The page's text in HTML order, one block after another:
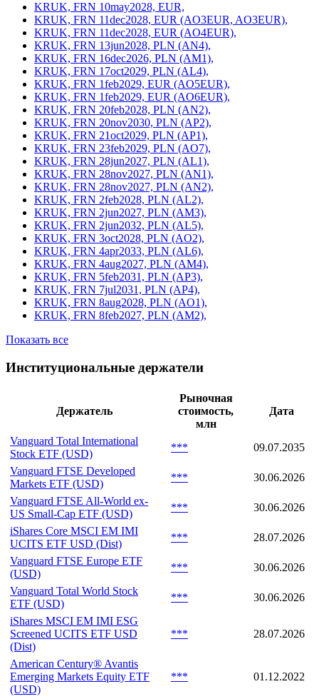
KRUK, FRN 10may2028, EUR,
KRUK, FRN 11dec2028, EUR (AO3EUR, AO3EUR),
KRUK, FRN 11dec2028, EUR (AO4EUR),
KRUK, FRN 13jun2028, PLN (AN4),
KRUK, FRN 16dec2026, PLN (AM1),
KRUK, FRN 17oct2029, PLN (AL4),
KRUK, FRN 1feb2029, EUR (AO5EUR),
KRUK, FRN 1feb2029, EUR (AO6EUR),
KRUK, FRN 20feb2028, PLN (AN2),
KRUK, FRN 20nov2030, PLN (AP2),
KRUK, FRN 21oct2029, PLN (AP1),
KRUK, FRN 23feb2029, PLN (AO7),
KRUK, FRN 28jun2027, PLN (AL1),
KRUK, FRN 28nov2027, PLN (AN1),
KRUK, FRN 28nov2027, PLN (AN2),
KRUK, FRN 2feb2028, PLN (AL2),
KRUK, FRN 2jun2027, PLN (AM3),
KRUK, FRN 2jun2032, PLN (AL5),
KRUK, FRN 3oct2028, PLN (AO2),
KRUK, FRN 4apr2033, PLN (AL6),
KRUK, FRN 4aug2027, PLN (AM4),
KRUK, FRN 5feb2031, PLN (AP3),
KRUK, FRN 7jul2031, PLN (AP4),
KRUK, FRN 8aug2028, PLN (AO1),
KRUK, FRN 8feb2027, PLN (AM2),
Показать все
Институциональные держатели
Держатель
Рыночная
стоимость,
млн
Дата
Vanguard Total International
Stock ETF (USD)
***
09.07.2035
Vanguard FTSE Developed
Markets ETF (USD)
***
30.06.2026
Vanguard FTSE All-World ex-
US Small-Cap ETF (USD)
***
30.06.2026
iShares Core MSCI EM IMI
UCITS ETF USD (Dist)
***
28.07.2026
Vanguard FTSE Europe ETF
(USD)
***
30.06.2026
Vanguard Total World Stock
ETF (USD)
***
30.06.2026
iShares MSCI EM IMI ESG
Screened UCITS ETF USD
(Dist)
*** 28.07.2026
American Century® Avantis
Emerging Markets Equity ETF
(USD)
*** 01.12.2022